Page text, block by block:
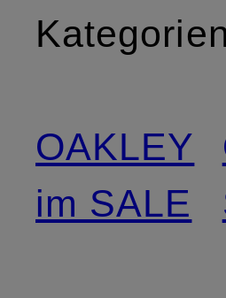
Kategorien
OAKLEY
im SALE